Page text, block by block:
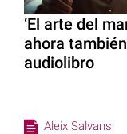
‘El arte del
ahora
audiolibro
Aleix Salvans